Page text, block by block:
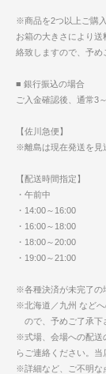
※商品を2つ以上ご購
お箱の大きさにより
絡致しますので、予め
■ 銀行振込の場合
ご入金確認後、通常3
【佐川急便】
※離島は現在発送を見
【配送時間指定】
・午前中
・14:00～16:00
・16:00～18:00
・18:00～20:00
・19:00～21:00
※各種決済が未完了の
※北海道／九州 など
ので、予めご了承下
※式場、会場への配送
らご連絡ください。当
※詳細など、ご不明な